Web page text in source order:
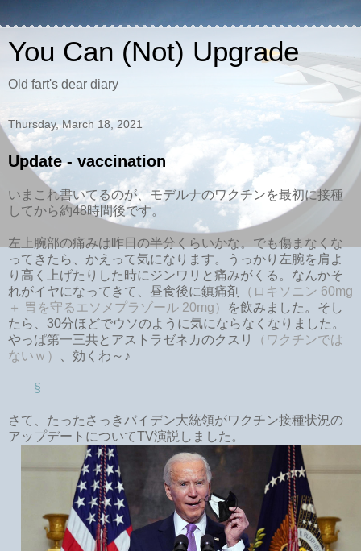
You Can (Not) Upgrade
Old fart's dear diary
Thursday, March 18, 2021
Update - vaccination
いまこれ書いてるのが、モデルナのワクチンを最初に接種
してから約48時間後です。
左上腕部の痛みは昨日の半分くらいかな。でも傷まなくな
ってきたら、かえって気になります。うっかり左腕を肩よ
り高く上げたりした時にジンワリと痛みがくる。なんかそ
れがイヤになってきて、昼食後に鎮痛剤
（ロキソニン 60mg
＋ 胃を守るエソメプラゾール 20mg）
を飲みました。そし
たら、30分ほどでウソのように気にならなくなりました。
やっぱ第一三共とアストラゼネカのクスリ
（ワクチンでは
ないｗ）
、効くわ～♪
§
さて、たったさっきバイデン大統領がワクチン接種状況の
アップデートについてTV演説しました。